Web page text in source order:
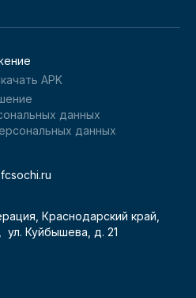
APK
данных
данных
Краснодарский край,
ул. Куйбышева, д. 21